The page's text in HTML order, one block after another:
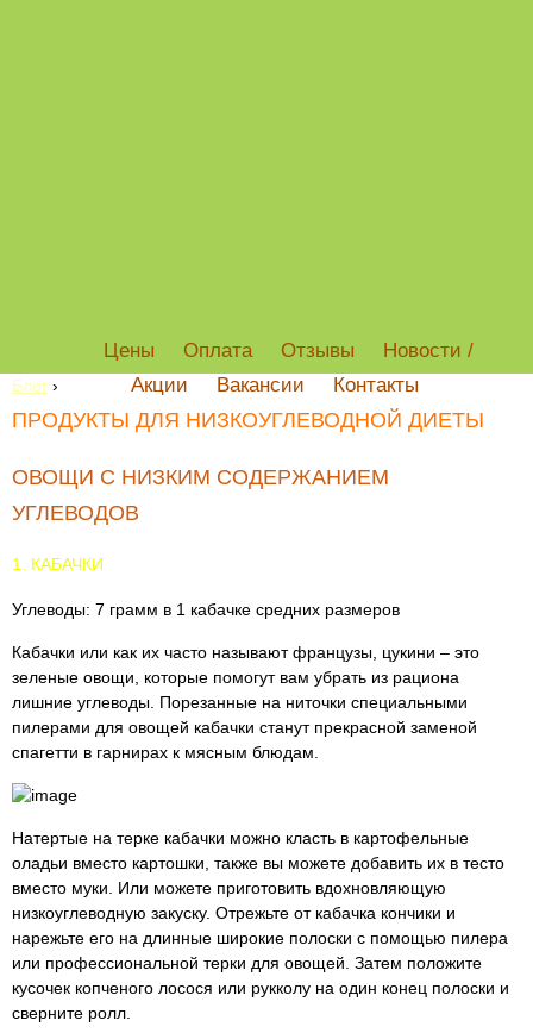
Цены Оплата Отзывы
Новости /
Акции
Вакансии Контакты
Блог ›
ПРОДУКТЫ ДЛЯ НИЗКОУГЛЕВОДНОЙ ДИЕТЫ
ОВОЩИ С НИЗКИМ СОДЕРЖАНИЕМ
УГЛЕВОДОВ
1. КАБАЧКИ
Углеводы: 7 грамм в 1 кабачке средних размеров
Кабачки или как их часто называют французы, цукини – это
зеленые овощи, которые помогут вам убрать из рациона
лишние углеводы. Порезанные на ниточки специальными
пилерами для овощей кабачки станут прекрасной заменой
спагетти в гарнирах к мясным блюдам.
Натертые на терке кабачки можно класть в картофельные
оладьи вместо картошки, также вы можете добавить их в тесто
вместо муки. Или можете приготовить вдохновляющую
низкоуглеводную закуску. Отрежьте от кабачка кончики и
нарежьте его на длинные широкие полоски с помощью пилера
или профессиональной терки для овощей. Затем положите
кусочек копченого лосося или рукколу на один конец полоски и
сверните ролл.